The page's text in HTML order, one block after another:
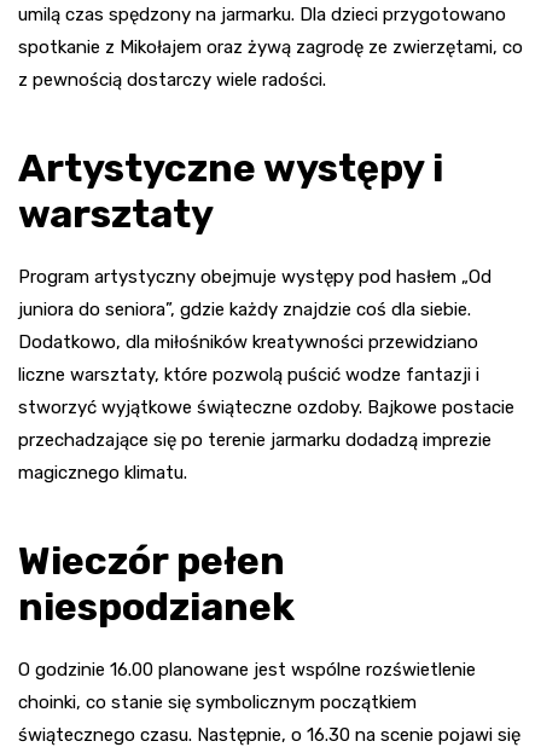
umilą czas spędzony na jarmarku. Dla dzieci przygotowano
spotkanie z Mikołajem oraz żywą zagrodę ze zwierzętami, co
z pewnością dostarczy wiele radości.
Artystyczne występy i
warsztaty
Program artystyczny obejmuje występy pod hasłem „Od
juniora do seniora”, gdzie każdy znajdzie coś dla siebie.
Dodatkowo, dla miłośników kreatywności przewidziano
liczne warsztaty, które pozwolą puścić wodze fantazji i
stworzyć wyjątkowe świąteczne ozdoby. Bajkowe postacie
przechadzające się po terenie jarmarku dodadzą imprezie
magicznego klimatu.
Wieczór pełen
niespodzianek
O godzinie 16.00 planowane jest wspólne rozświetlenie
choinki, co stanie się symbolicznym początkiem
świątecznego czasu. Następnie, o 16.30 na scenie pojawi się